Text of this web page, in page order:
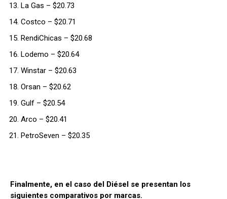
La Gas – $20.73
Costco – $20.71
RendiChicas – $20.68
Lodemo – $20.64
Winstar – $20.63
Orsan – $20.62
Gulf – $20.54
Arco – $20.41
PetroSeven – $20.35
Finalmente, en el caso del Diésel se presentan los
siguientes comparativos por marcas.